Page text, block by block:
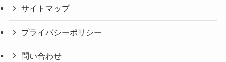
サイトマップ
プライバシーポリシー
問い合わせ